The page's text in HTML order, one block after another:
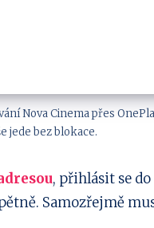
Nova Cinema přes
jede bez blokace.
, přihlásit se
Samozřejmě